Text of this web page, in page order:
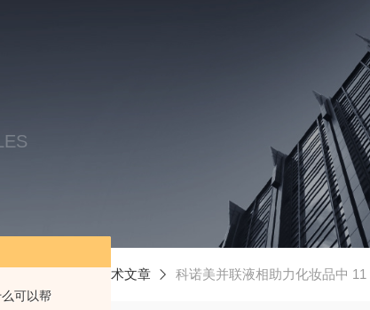
可以帮
技术文章 科诺美并联液相助力化妆品中